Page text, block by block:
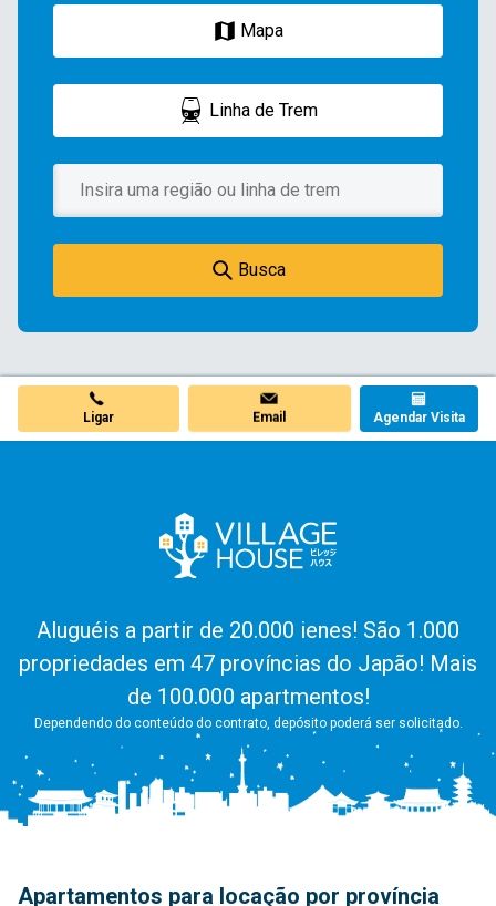
Mapa
Linha de Trem
Busca
Ligar Email Agendar Visita
Aluguéis a partir de 20.000 ienes! São 1.000
propriedades em 47 províncias do Japão! Mais
de 100.000 apartmentos!
Dependendo do conteúdo do contrato, depósito poderá ser solicitado.
Apartamentos para locação por província